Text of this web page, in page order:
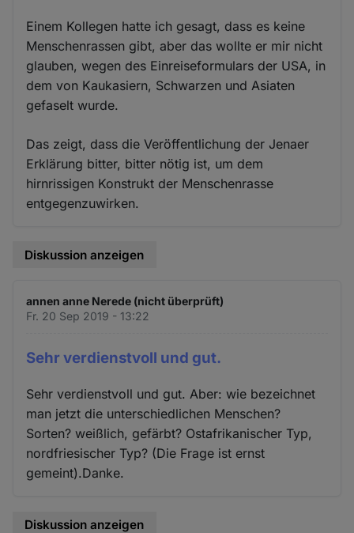
Einem Kollegen hatte ich gesagt, dass es keine
Menschenrassen gibt, aber das wollte er mir nicht
glauben, wegen des Einreiseformulars der USA, in
dem von Kaukasiern, Schwarzen und Asiaten
gefaselt wurde.
Das zeigt, dass die Veröffentlichung der Jenaer
Erklärung bitter, bitter nötig ist, um dem
hirnrissigen Konstrukt der Menschenrasse
entgegenzuwirken.
Diskussion anzeigen
annen anne Nerede (nicht überprüft)
Fr. 20 Sep 2019 - 13:22
Sehr verdienstvoll und gut.
Sehr verdienstvoll und gut. Aber: wie bezeichnet
man jetzt die unterschiedlichen Menschen?
Sorten? weißlich, gefärbt? Ostafrikanischer Typ,
nordfriesischer Typ? (Die Frage ist ernst
gemeint).Danke.
Diskussion anzeigen